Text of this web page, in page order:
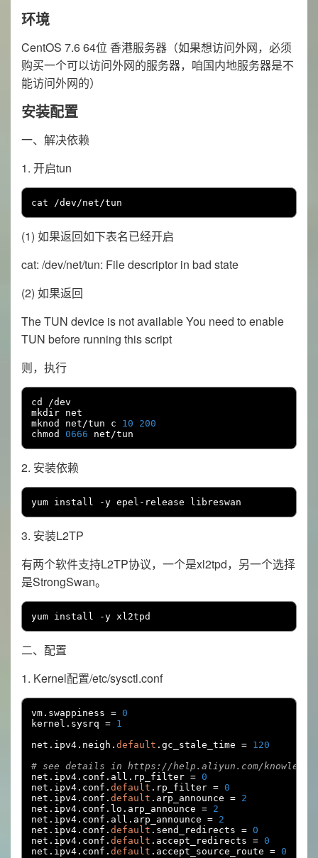
环境
CentOS 7.6 64位 香港服务器（如果想访问外网，必须
购买一个可以访问外网的服务器，咱国内地服务器是不
能访问外网的）
安装配置
一、解决依赖
1. 开启tun
cat /dev/net/tun
(1) 如果返回如下表名已经开启
cat: /dev/net/tun: File descriptor in bad state
(2) 如果返回
The TUN device is not available You need to enable
TUN before running this script
则，执行
cd /dev
mkdir net
mknod net/tun c 10
200
chmod 0666 net/tun
2. 安装依赖
yum install -y epel - release libreswan
3. 安装L2TP
有两个软件支持L2TP协议，一个是xl2tpd，另一个选择
是StrongSwan。
yum install -y xl2tpd
二、配置
1. Kernel配置/etc/sysctl.conf
vm . swappiness = 0
kernel . sysrq = 1
net . ipv4 . neigh . default . gc_stale_time = 120
# see details in https://help.aliyun.com/
net . ipv4 . conf . all . rp_filter = 0
net . ipv4 . conf . default . rp_filter = 0
net . ipv4 . conf . default . arp_announce = 2
net . ipv4 . conf . lo . arp_announce = 2
net . ipv4 . conf . all . arp_announce = 2
net . ipv4 . conf . default . send_redirects = 0
net . ipv4 . conf . default . accept_redirects = 0
net . ipv4 . conf . default . accept_source_route = 0